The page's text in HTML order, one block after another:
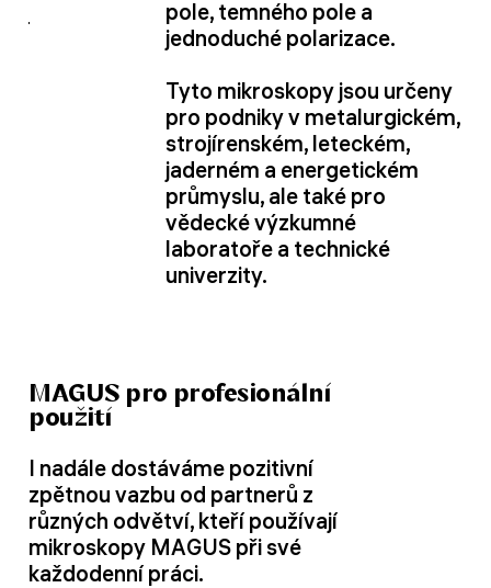
pole, temného pole a
jednoduché polarizace.
Tyto mikroskopy jsou určeny
pro podniky v metalurgickém,
strojírenském, leteckém,
jaderném a energetickém
průmyslu, ale také pro
vědecké výzkumné
laboratoře a technické
univerzity.
MAGUS pro profesionální
použití
I nadále dostáváme pozitivní
zpětnou vazbu od partnerů z
různých odvětví, kteří používají
mikroskopy MAGUS při své
každodenní práci.